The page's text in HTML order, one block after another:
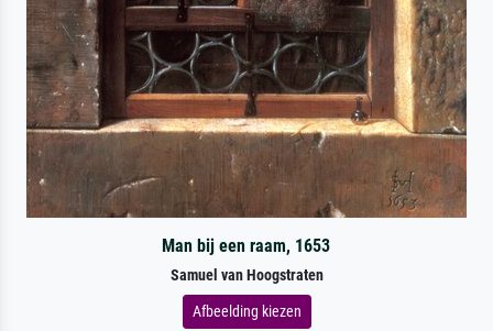
Man bij een raam, 1653
Samuel van Hoogstraten
Afbeelding kiezen